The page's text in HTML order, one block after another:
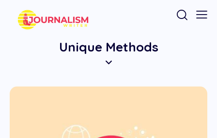
Unique Methods